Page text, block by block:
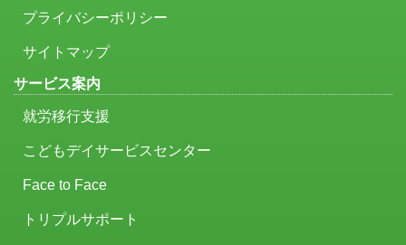
プライバシーポリシー
サイトマップ
サービス案内
就労移行支援
こどもデイサービスセンター
Face to Face
トリプルサポート